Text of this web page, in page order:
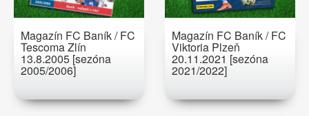
Magazín FC Baník / FC
Tescoma Zlín
13.8.2005 [sezóna
2005/2006]
Magazín FC Baník / FC
Viktoria Plzeň
20.11.2021 [sezóna
2021/2022]